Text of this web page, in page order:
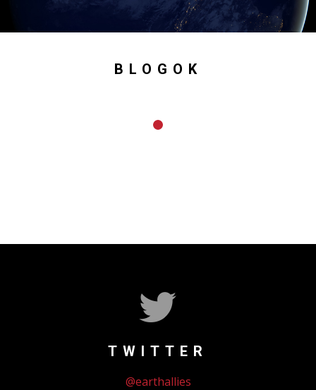
BLOGOK
TWITTER
@earthallies